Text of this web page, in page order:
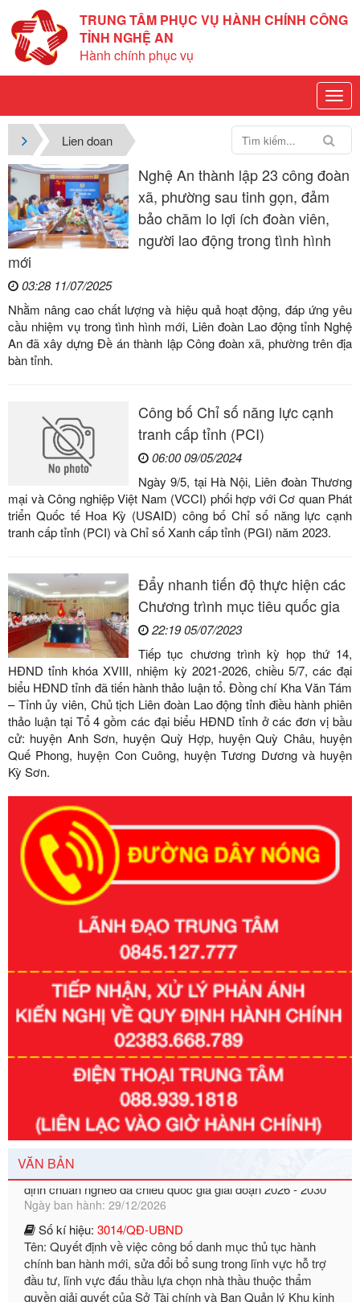
TRUNG TÂM PHỤC VỤ HÀNH CHÍNH CÔNG
TỈNH NGHỆ AN
Hành chính phục vụ
Lien doan
Nghệ An thành lập 23 công đoàn
xã, phường sau tinh gọn, đảm
bảo chăm lo lợi ích đoàn viên,
người lao động trong tình hình
mới
03:28 11/07/2025
Nhằm nâng cao chất lượng và hiệu quả hoạt động, đáp ứng yêu
cầu nhiệm vụ trong tình hình mới, Liên đoàn Lao động tỉnh Nghệ
An đã xây dựng Đề án thành lập Công đoàn xã, phường trên địa
bàn tỉnh.
Công bố Chỉ số năng lực cạnh
tranh cấp tỉnh (PCI)
06:00 09/05/2024
Ngày 9/5, tại Hà Nội, Liên đoàn Thương
mại và Công nghiệp Việt Nam (VCCI) phối hợp với Cơ quan Phát
triển Quốc tế Hoa Kỳ (USAID) công bố Chỉ số năng lực cạnh
tranh cấp tỉnh (PCI) và Chỉ số Xanh cấp tỉnh (PGI) năm 2023.
Đẩy nhanh tiến độ thực hiện các
Chương trình mục tiêu quốc gia
22:19 05/07/2023
Tiếp tục chương trình kỳ họp thứ 14,
HĐND tỉnh khóa XVIII, nhiệm kỳ 2021-2026, chiều 5/7, các đại
biểu HĐND tỉnh đã tiến hành thảo luận tổ. Đồng chí Kha Văn Tám
– Tỉnh ủy viên, Chủ tịch Liên đoàn Lao động tỉnh điều hành phiên
thảo luận tại Tổ 4 gồm các đại biểu HĐND tỉnh ở các đơn vị bầu
cử: huyện Anh Sơn, huyện Quỳ Hợp, huyện Quỳ Châu, huyện
Quế Phong, huyện Con Cuông, huyện Tương Dương và huyện
Kỳ Sơn.
VĂN BẢN
Số kí hiệu: 351/2025/NĐ-CP
Tên: Nghị định số 351/2025/NĐ-CP của Chính phủ: Quy
định chuẩn nghèo đa chiều quốc gia giai đoạn 2026 - 2030
Ngày ban hành: 29/12/2026
Số kí hiệu:3014/QĐ-UBND
Tên: Quyết định về việc công bố danh mục thủ tục hành
chính ban hành mới, sửa đổi bổ sung trong lĩnh vực hỗ trợ
đầu tư, lĩnh vực đấu thầu lựa chọn nhà thầu thuộc thẩm
quyền giải quyết của Sở Tài chính và Ban Quản lý Khu kinh
tế Đông Nam Nghệ An
Ngày ban hành: 23/09/2026